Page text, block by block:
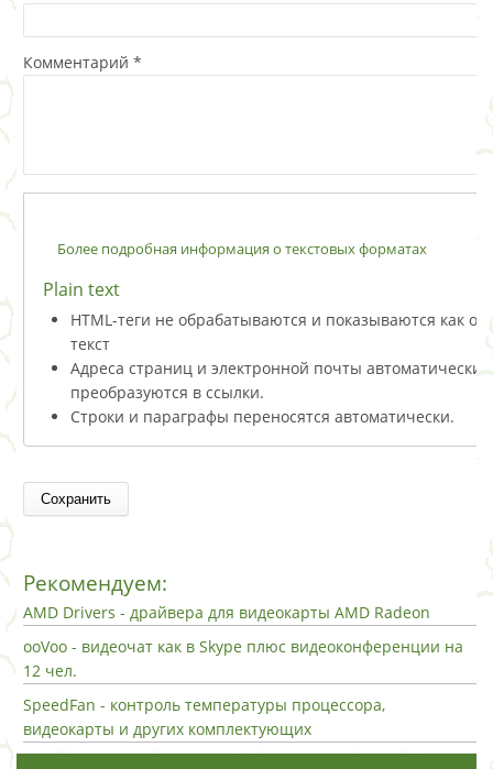
Комментарий *
Более подробная информация о текстовых форматах
Plain text
HTML-теги не обрабатываются и показываются как
текст
Адреса страниц и электронной почты автоматически
преобразуются в ссылки.
Строки и параграфы переносятся автоматически.
Рекомендуем:
AMD Drivers - драйвера для видеокарты AMD Radeon
ooVoo - видеочат как в Skype плюс видеоконференции на
12 чел.
SpeedFan - контроль температуры процессора,
видеокарты и других комплектующих